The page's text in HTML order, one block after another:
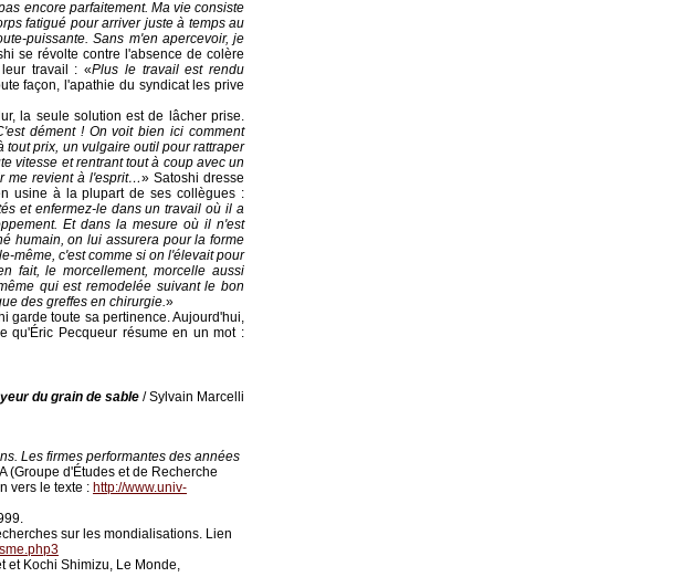
encore parfaitement. Ma vie consiste
fatigué pour arriver juste à temps au
puissante. Sans m'en apercevoir, je
se révolte contre l'absence de colère
leur travail : «Plus le travail est rendu
façon, l'apathie du syndicat les prive
la seule solution est de lâcher prise.
dément ! On voit bien ici comment
prix, un vulgaire outil pour rattraper
vitesse et rentrant tout à coup avec un
me revient à l'esprit…» Satoshi dresse
usine à la plupart de ses collègues :
et enfermez-le dans un travail où il a
Et dans la mesure où il n'est
humain, on lui assurera pour la forme
même, c'est comme si on l'élevait pour
fait, le morcellement, morcelle aussi
qui est remodelée suivant le bon
des greffes en chirurgie.»
garde toute sa pertinence. Aujourd'hui,
qu'Éric Pecqueur résume en un mot :
du grain de sable / Sylvain Marcelli
Les firmes performantes des années
(Groupe d'Études et de Recherche
vers le texte : http://www.univ-
sur les mondialisations. Lien
et Kochi Shimizu, Le Monde,